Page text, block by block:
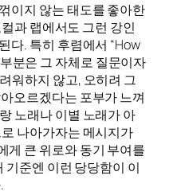
이지 않는 태도를 좋아한
과 랩에서도 그런 강인
다. 특히 후렴에서 “How
분은 그 자체로 질문이자
워하지 않고, 오히려 그
오르겠다는 포부가 느껴
노래나 이별 노래가 아
나아가자는 메시지가
게 큰 위로와 동기 부여를
기준엔 이런 당당함이 이